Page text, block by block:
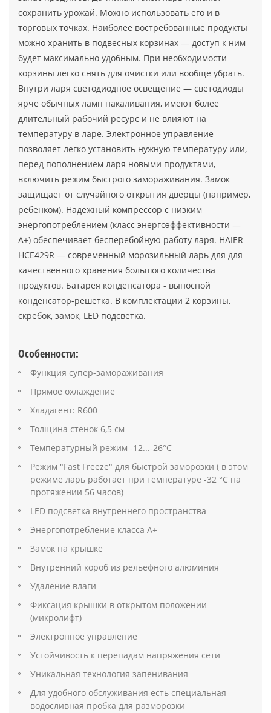
сохранить урожай. Можно использовать его и в
торговых точках. Наиболее востребованные продукты
можно хранить в подвесных корзинах — доступ к ним
будет максимально удобным. При необходимости
корзины легко снять для очистки или вообще убрать.
Внутри ларя светодиодное освещение — светодиоды
ярче обычных ламп накаливания, имеют более
длительный рабочий ресурс и не влияют на
температуру в ларе. Электронное управление
позволяет легко установить нужную температуру или,
перед пополнением ларя новыми продуктами,
включить режим быстрого замораживания. Замок
защищает от случайного открытия дверцы (например,
ребёнком). Надёжный компрессор с низким
энергопотреблением (класс энергоэффективности —
А+) обеспечивает бесперебойную работу ларя. HAIER
HCE429R — современный морозильный ларь для для
качественного хранения большого количества
продуктов. Батарея конденсатора - выносной
конденсатор-решетка. В комплектации 2 корзины,
скребок, замок, LED подсветка.
Особенности:
Функция супер-замораживания
Прямое охлаждение
Хладагент: R600
Толщина стенок 6,5 см
Температурный режим -12...-26°С
Режим "Fast Freeze" для быстрой заморозки ( в этом
режиме ларь работает при температуре -32 °С на
протяжении 56 часов)
LED подсветка внутреннего пространства
Энергопотребление класса А+
Замок на крышке
Внутренний короб из рельефного алюминия
Удаление влаги
Фиксация крышки в открытом положении
(микролифт)
Электронное управление
Устойчивость к перепадам напряжения сети
Уникальная технология запенивания
Для удобного обслуживания есть специальная
водосливная пробка для разморозки